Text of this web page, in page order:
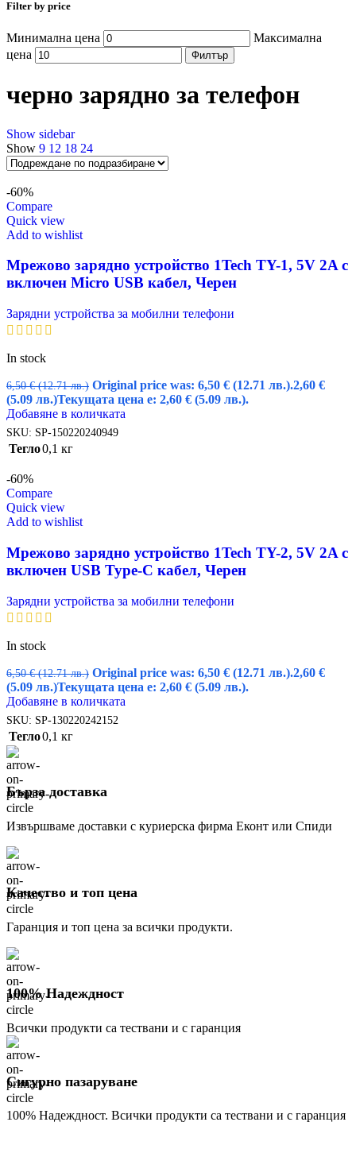
Filter by price
Минимална цена
Максимална
цена
Филтър
черно зарядно за телефон
Show sidebar
Show 9 12 18 24
-60%
Compare
Quick view
Add to wishlist
Мрежово зарядно устройство 1Tech TY-1, 5V 2A с
включен Micro USB кабел, Черен
Зарядни устройства за мобилни телефони
In stock
6,50€ (12.71 лв.) Original price was: 6,50 € (12.71 лв.).2,60 €
(5.09 лв.)Текущата цена е: 2,60 € (5.09 лв.).
Добавяне в количката
SKU: SP-150220240949
Тегло0,1 кг
-60%
Compare
Quick view
Add to wishlist
Мрежово зарядно устройство 1Tech TY-2, 5V 2A с
включен USB Type-C кабел, Черен
Зарядни устройства за мобилни телефони
In stock
6,50€ (12.71 лв.) Original price was: 6,50 € (12.71 лв.).2,60 €
(5.09 лв.)Текущата цена е: 2,60 € (5.09 лв.).
Добавяне в количката
SKU: SP-130220242152
Тегло0,1 кг
Бърза доставка
Извършваме доставки с куриерска фирма Еконт или Спиди
Качество и топ цена
Гаранция и топ цена за всички продукти.
100% Надеждност
Всички продукти са тествани и с гаранция
Сигурно пазаруване
100% Надеждност. Всички продукти са тествани и с гаранция